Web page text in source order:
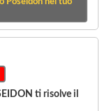
ti risolve il